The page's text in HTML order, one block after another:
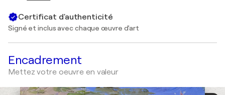
Certificat d'authenticité
Signé et inclus avec chaque œuvre d'art
Encadrement
Mettez votre oeuvre en valeur